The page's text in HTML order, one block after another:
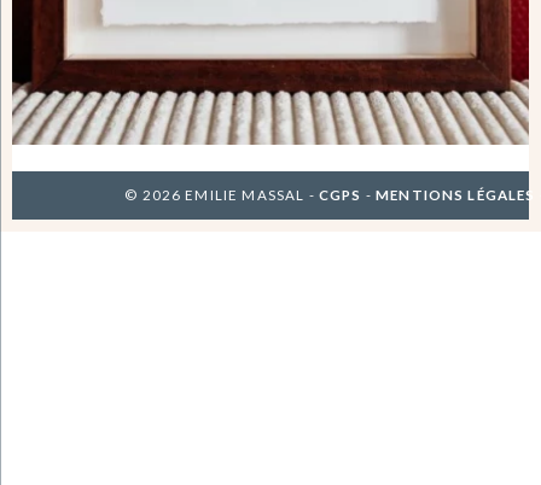
© 2026 EMILIE MASSAL - CGPS -MENTIONS LÉGALES